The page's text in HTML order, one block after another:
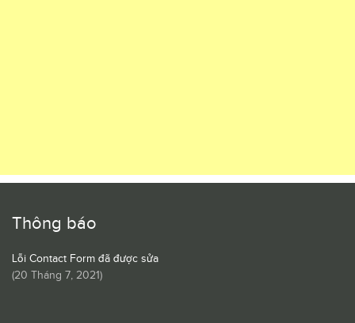
Thông báo
Lỗi Contact Form đã được sửa
(20 Tháng 7, 2021)